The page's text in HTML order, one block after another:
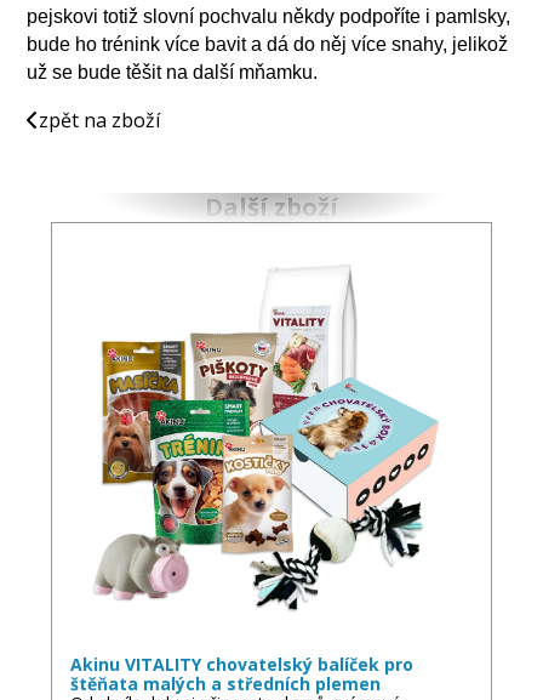
pejskovi totiž slovní pochvalu někdy podpoříte i pamlsky,
bude ho trénink více bavit a dá do něj více snahy, jelikož
už se bude těšit na další mňamku.
zpět na zboží
Další zboží
Akinu VITALITY chovatelský balíček pro
štěňata malých a středních plemen